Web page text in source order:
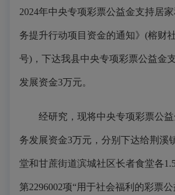
2024年中央专项彩票公益金支持居
务提升行动项目资金的通知》(榕财
号)，下达我县中央专项彩票公益金
发展资金3万元。
经研究，现将中央专项彩票公益
务发展资金3万元，分别下达给荆溪
堂和甘蔗街道滨城社区长者食堂各
第2296002项“用于社会福利的彩票